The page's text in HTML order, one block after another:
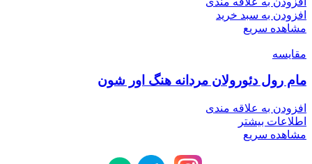
افزودن به سبد خرید
مشاهده سریع
مقایسه
مام رول دئورولان مردانه هنگ اور شون
افزودن به علاقه مندی
اطلاعات بیشتر
مشاهده سریع